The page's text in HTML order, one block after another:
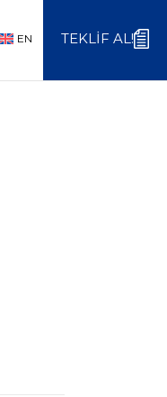
EN TEKLIF AL!